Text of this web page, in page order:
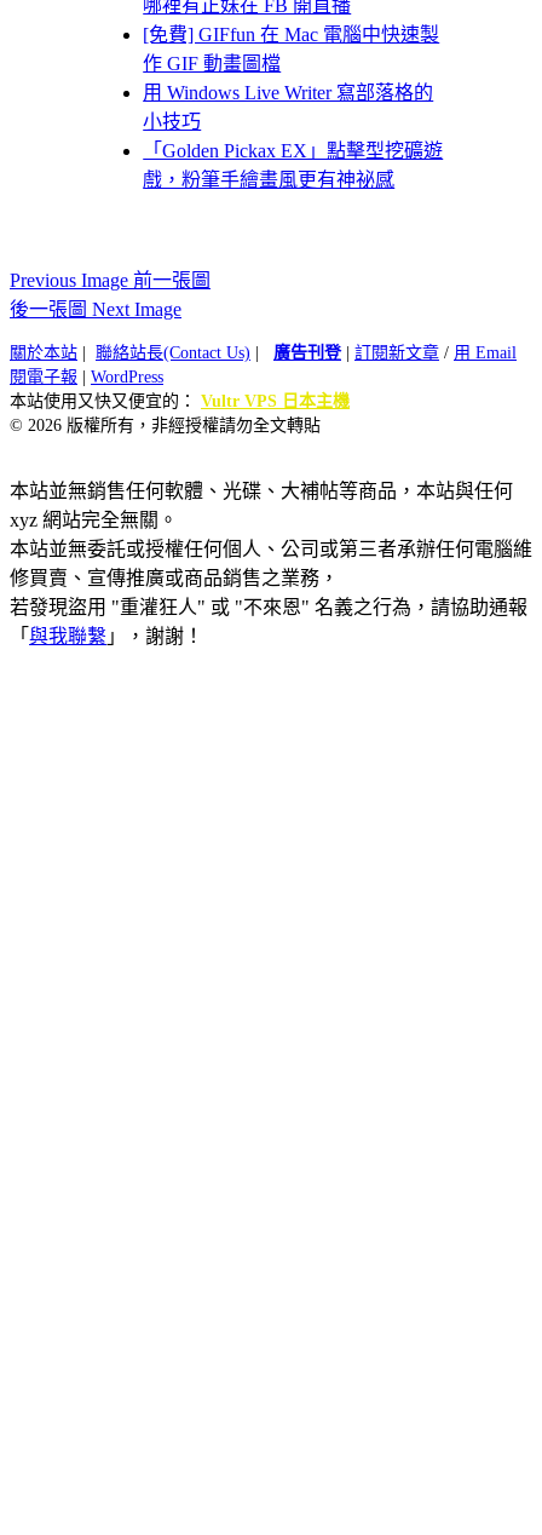
哪裡有正妹在 FB 開直播
[免費] GIFfun 在 Mac 電腦中快速製
作 GIF 動畫圖檔
用 Windows Live Writer 寫部落格的
小技巧
「Golden Pickax EX」點擊型挖礦遊
戲，粉筆手繪畫風更有神祕感
Previous Image 前一張圖
後一張圖 Next Image
關於本站 聯絡站長(Contact Us) 廣告刊登| 訂閱新文章 / 用 Email
閱電子報
WordPress
本站使用又快又便宜的： Vultr VPS 日本主機
© 2026 版權所有，非經授權請勿全文轉貼
本站並無銷售任何軟體、光碟、大補帖等商品，本站與任何
xyz 網站完全無關。
本站並無委託或授權任何個人、公司或第三者承辦任何電腦維
修買賣、宣傳推廣或商品銷售之業務，
若發現盜用 "重灌狂人" 或 "不來恩" 名義之行為，請協助通報
「 與我聯繫 」，謝謝！